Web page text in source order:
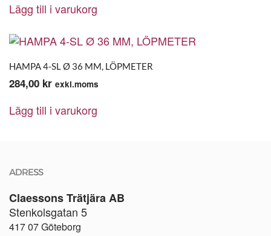
Lägg till i varukorg
HAMPA 4-SL Ø 36 MM, LÖPMETER
284,00 kr exkl.moms
Lägg till i varukorg
ADRESS
Claessons Trätjära AB
Stenkolsgatan 5
417 07 Göteborg